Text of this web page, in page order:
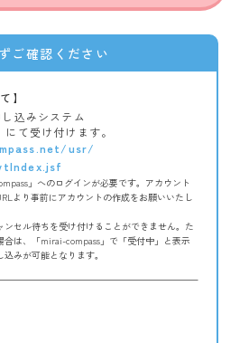
ご確認ください
】
込みシステム
て受け付けます。
usr/
」へのログインが必要です。アカウント
より事前にアカウントの作成をお願いいたし
セル待ちを受け付けることができません。た
合は、「mirai-compass」で「受付中」と表示
みが可能となります。